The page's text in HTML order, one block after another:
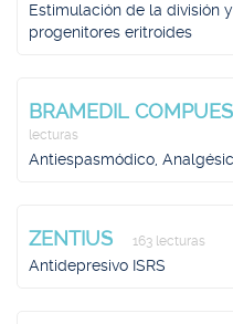
Estimulación de la división
progenitores eritroides
BRAMEDIL
lecturas
Antiespasmódico,
ZENTIUS 163 lecturas
Antidepresivo ISRS